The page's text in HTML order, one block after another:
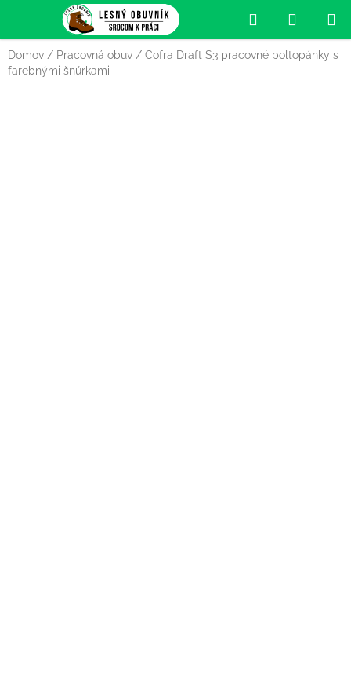
obsah
Hľadať
KOŠÍK
Domov / Pracovná obuv / Cofra Draft S3 pracovné poltopánky s
farebnými šnúrkami